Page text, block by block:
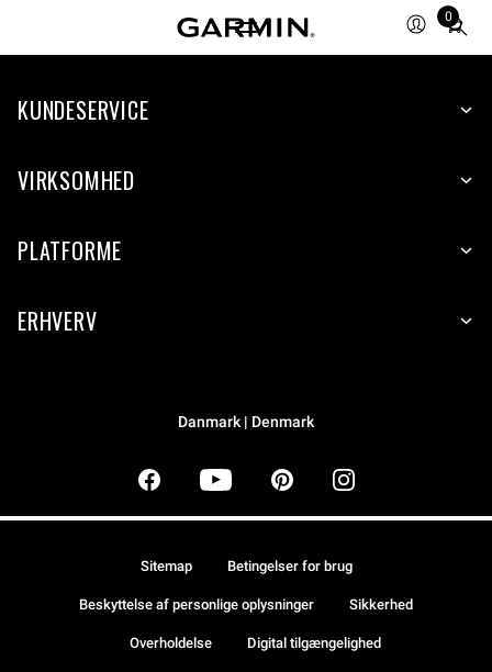
0
Total
items
cart:
KUNDESERVICE
VIRKSOMHED
PLATFORME
ERHVERV
Danmark | Denmark
Sitemap Betingelser for brug
Beskyttelse af personlige oplysninger Sikkerhed
Overholdelse Digital tilgængelighed